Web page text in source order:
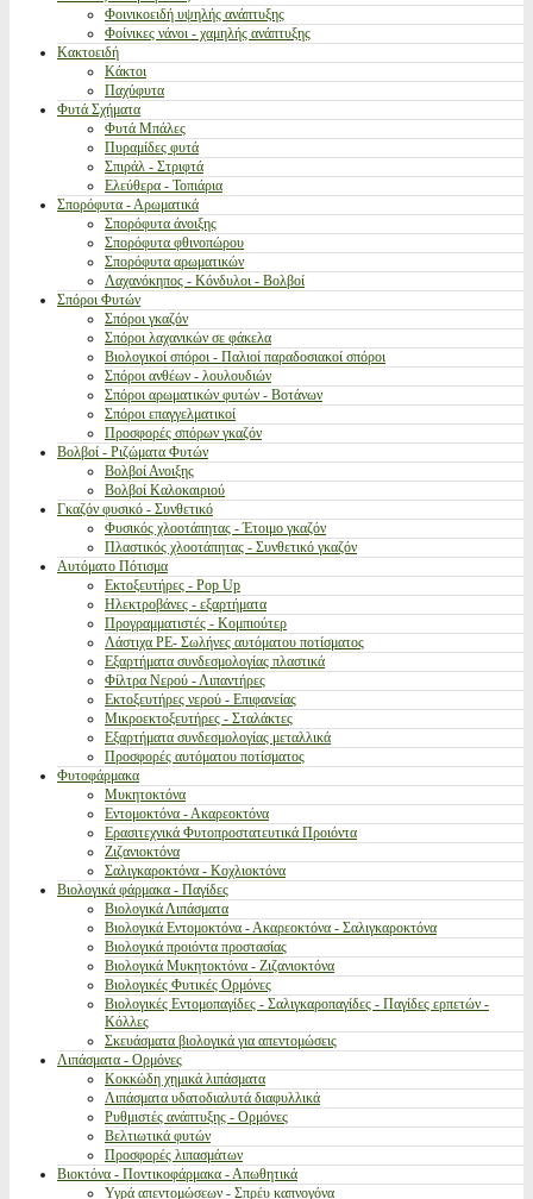
Φοινικοειδή υψηλής ανάπτυξης
Φοίνικες νάνοι - χαμηλής ανάπτυξης
Κακτοειδή
Κάκτοι
Παχύφυτα
Φυτά Σχήματα
Φυτά Μπάλες
Πυραμίδες φυτά
Σπιράλ - Στριφτά
Ελεύθερα - Τοπιάρια
Σπορόφυτα - Αρωματικά
Σπορόφυτα άνοιξης
Σπορόφυτα φθινοπώρου
Σπορόφυτα αρωματικών
Λαχανόκηπος - Κόνδυλοι - Βολβοί
Σπόροι Φυτών
Σπόροι γκαζόν
Σπόροι λαχανικών σε φάκελα
Βιολογικοί σπόροι - Παλιοί παραδοσιακοί σπόροι
Σπόροι ανθέων - λουλουδιών
Σπόροι αρωματικών φυτών - Βοτάνων
Σπόροι επαγγελματικοί
Προσφορές σπόρων γκαζόν
Βολβοί - Ριζώματα Φυτών
Βολβοί Ανοιξης
Βολβοί Καλοκαιριού
Γκαζόν φυσικό - Συνθετικό
Φυσικός χλοοτάπητας - Έτοιμο γκαζόν
Πλαστικός χλοοτάπητας - Συνθετικό γκαζόν
Αυτόματο Πότισμα
Εκτοξευτήρες - Pop Up
Ηλεκτροβάνες - εξαρτήματα
Προγραμματιστές - Κομπιούτερ
Λάστιχα PE- Σωλήνες αυτόματου ποτίσματος
Εξαρτήματα συνδεσμολογίας πλαστικά
Φίλτρα Νερού - Λιπαντήρες
Εκτοξευτήρες νερού - Επιφανείας
Μικροεκτοξευτήρες - Σταλάκτες
Εξαρτήματα συνδεσμολογίας μεταλλικά
Προσφορές αυτόματου ποτίσματος
Φυτοφάρμακα
Μυκητοκτόνα
Εντομοκτόνα - Ακαρεοκτόνα
Ερασιτεχνικά Φυτοπροστατευτικά Προιόντα
Ζιζανιοκτόνα
Σαλιγκαροκτόνα - Κοχλιοκτόνα
Βιολογικά φάρμακα - Παγίδες
Βιολογικά Λιπάσματα
Βιολογικά Εντομοκτόνα - Ακαρεοκτόνα - Σαλιγκαροκτόνα
Βιολογικά προιόντα προστασίας
Βιολογικά Μυκητοκτόνα - Ζιζανιοκτόνα
Βιολογικές Φυτικές Ορμόνες
Βιολογικές Εντομοπαγίδες - Σαλιγκαροπαγίδες - Παγίδες ερπετών -
Κόλλες
Σκευάσματα βιολογικά για απεντομώσεις
Λιπάσματα - Ορμόνες
Κοκκώδη χημικά λιπάσματα
Λιπάσματα υδατοδιαλυτά διαφυλλικά
Ρυθμιστές ανάπτυξης - Ορμόνες
Βελτιωτικά φυτών
Προσφορές λιπασμάτων
Βιοκτόνα - Ποντικοφάρμακα - Απωθητικά
Υγρά απεντομώσεων - Σπρέυ καπνογόνα